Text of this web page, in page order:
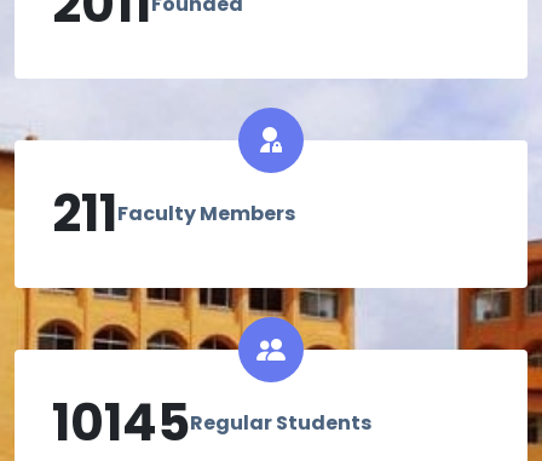
211Faculty Members
10145Regular Students